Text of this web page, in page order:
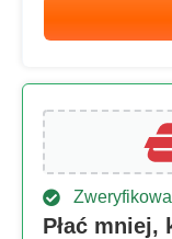
Płać mniej,